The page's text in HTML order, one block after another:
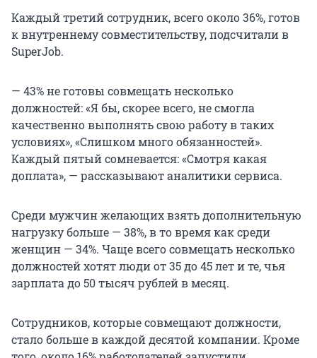
Каждый третий сотрудник, всего около 36%, готов
к внутреннему совместительству, подсчитали в
SuperJob.
— 43% не готовы совмещать несколько
должностей: «Я бы, скорее всего, не смогла
качественно выполнять свою работу в таких
условиях», «Слишком много обязанностей».
Каждый пятый сомневается: «Смотря какая
доплата», — рассказывают аналитики сервиса.
Среди мужчин желающих взять дополнительную
нагрузку больше — 38%, в то время как среди
женщин — 34%. Чаще всего совмещать несколько
должностей хотят люди от 35 до 45 лет и те, чья
зарплата до 50 тысяч рублей в месяц.
Сотрудников, которые совмещают должности,
стало больше в каждой десятой компании. Кроме